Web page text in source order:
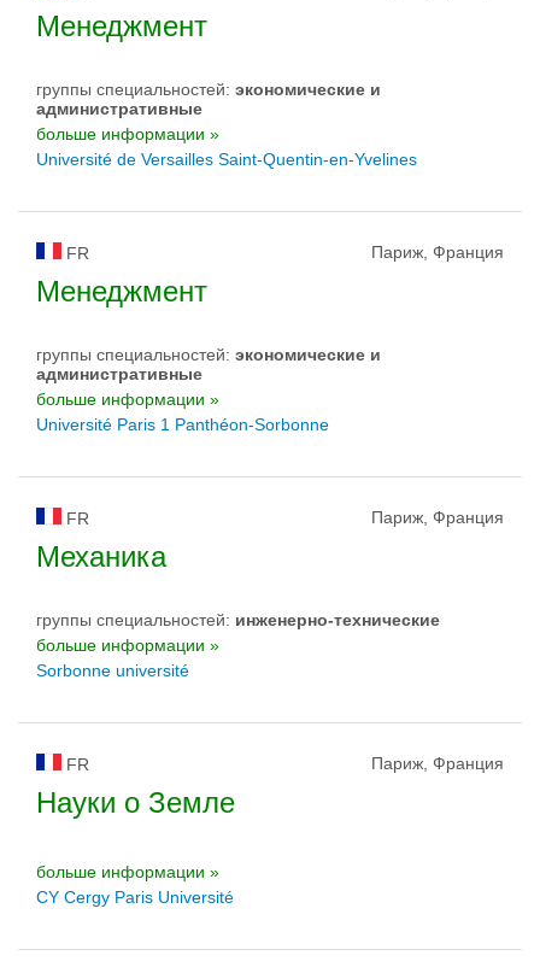
Менеджмент
группы специальностей: экономические и
административные
больше информации »
Université de Versailles Saint-Quentin-en-Yvelines
FR Париж, Франция
Менеджмент
группы специальностей: экономические и
административные
больше информации »
Université Paris 1 Panthéon-Sorbonne
FR Париж, Франция
Механика
группы специальностей: инженерно-техническиe
больше информации »
Sorbonne université
FR Париж, Франция
Науки о Земле
больше информации »
CY Cergy Paris Université